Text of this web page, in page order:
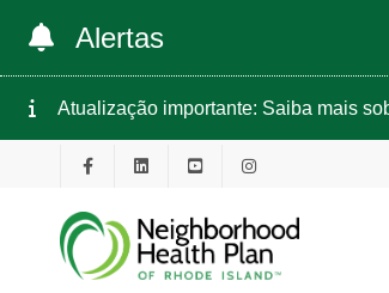
Alertas
Atualização importante: Saiba mais